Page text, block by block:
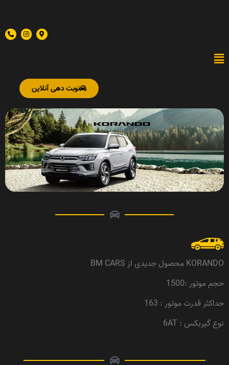
نوبت دهی آنلاین
KORANDO محصول جدیدی از BM CARS
حجم موتور :1500
حداکثر قدرت موتور : 163
نوع گیربکس : 6AT